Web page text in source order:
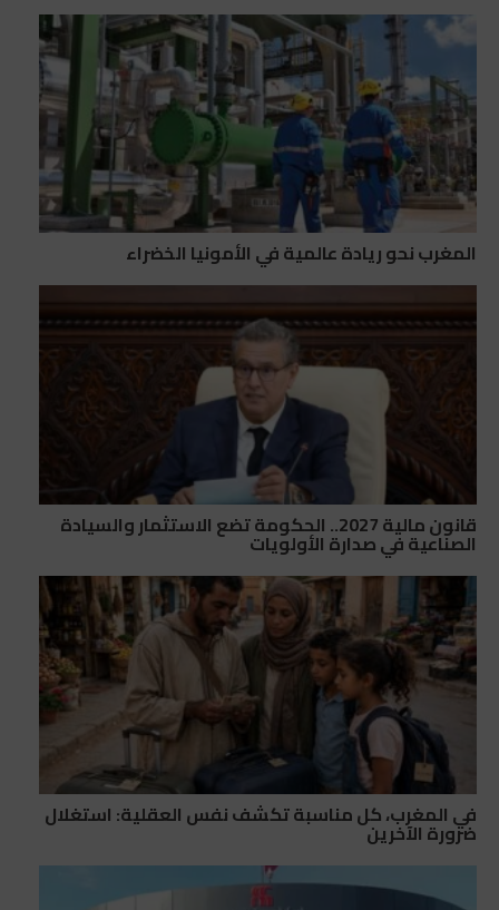
المغرب نحو ريادة عالمية في الأمونيا الخضراء
قانون مالية 2027.. الحكومة تضع الاستثمار والسيادة
الصناعية في صدارة الأولويات
في المغرب، كل مناسبة تكشف نفس العقلية: استغلال
ضرورة الآخرين